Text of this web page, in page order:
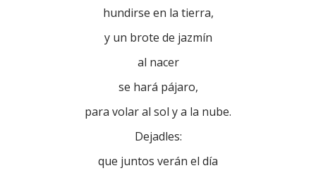
hundirse en la tierra,
y un brote de jazmín
al nacer
se hará pájaro,
para volar al sol y a la nube.
Dejadles:
que juntos verán el día